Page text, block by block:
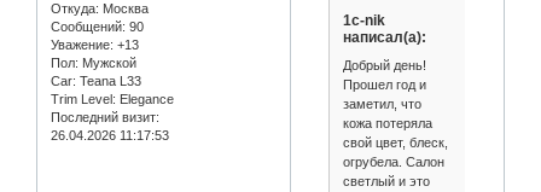
Откуда: Москва
Сообщений: 90
Уважение: +13
Пол: Мужской
Car: Teana L33
Trim Level: Elegance
Последний визит:
26.04.2026 11:17:53
1c-nik
написал(а):
Добрый день!
Прошел год и
заметил, что
кожа потеряла
свой цвет, блеск,
огрубела. Салон
светлый и это